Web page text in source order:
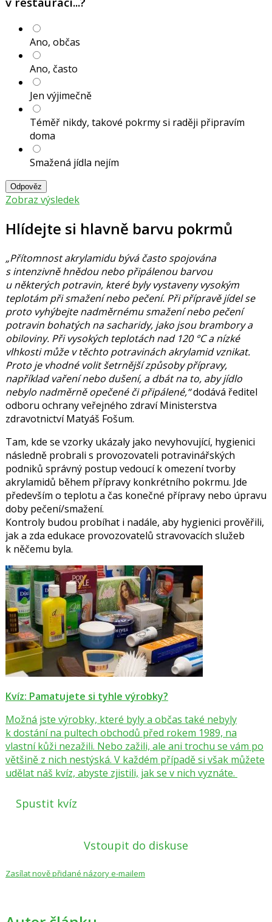
Ano, občas
Ano, často
Jen výjimečně
Téměř nikdy, takové pokrmy si raději připravím
doma
Smažená jídla nejím
Odpověz
Zobraz výsledek
Hlídejte si hlavně barvu pokrmů
„Přítomnost akrylamidu bývá často spojována
s intenzivně hnědou nebo připálenou barvou
u některých potravin, které byly vystaveny vysokým
teplotám při smažení nebo pečení. Při přípravě jídel se
proto vyhýbejte nadměrnému smažení nebo pečení
potravin bohatých na sacharidy, jako jsou brambory a
obiloviny. Při vysokých teplotách nad 120 °C a nízké
vlhkosti může v těchto potravinách akrylamid vznikat.
Proto je vhodné volit šetrnější způsoby přípravy,
například vaření nebo dušení, a dbát na to, aby jídlo
nebylo nadměrně opečené či připálené,“dodává ředitel
odboru ochrany veřejného zdraví Ministerstva
zdravotnictvíMatyáš Fošum.
Tam, kde se vzorky ukázaly jako nevyhovující, hygienici
následně probrali s provozovateli potravinářských
podniků správný postup vedoucí k omezení tvorby
akrylamidů během přípravy konkrétního pokrmu. Jde
především o teplotu a čas konečné přípravy nebo úpravu
doby pečení/smažení.
Kontroly budou probíhat i nadále, aby hygienici prověřili,
jak a zda edukace provozovatelů stravovacích služeb
k něčemu byla.
Kvíz: Pamatujete si tyhle výrobky?
Možná jste výrobky, které byly a občas také nebyly
k dostání na pultech obchodů před rokem 1989, na
vlastní kůži nezažili. Nebo zažili, ale ani trochu se vám po
většině z nich nestýská. V každém případě si však můžete
udělat náš kvíz, abyste zjistili, jak se v nich vyznáte.
Spustit kvíz
Vstoupit do diskuse
Zasílat nově přidané názory e-mailem